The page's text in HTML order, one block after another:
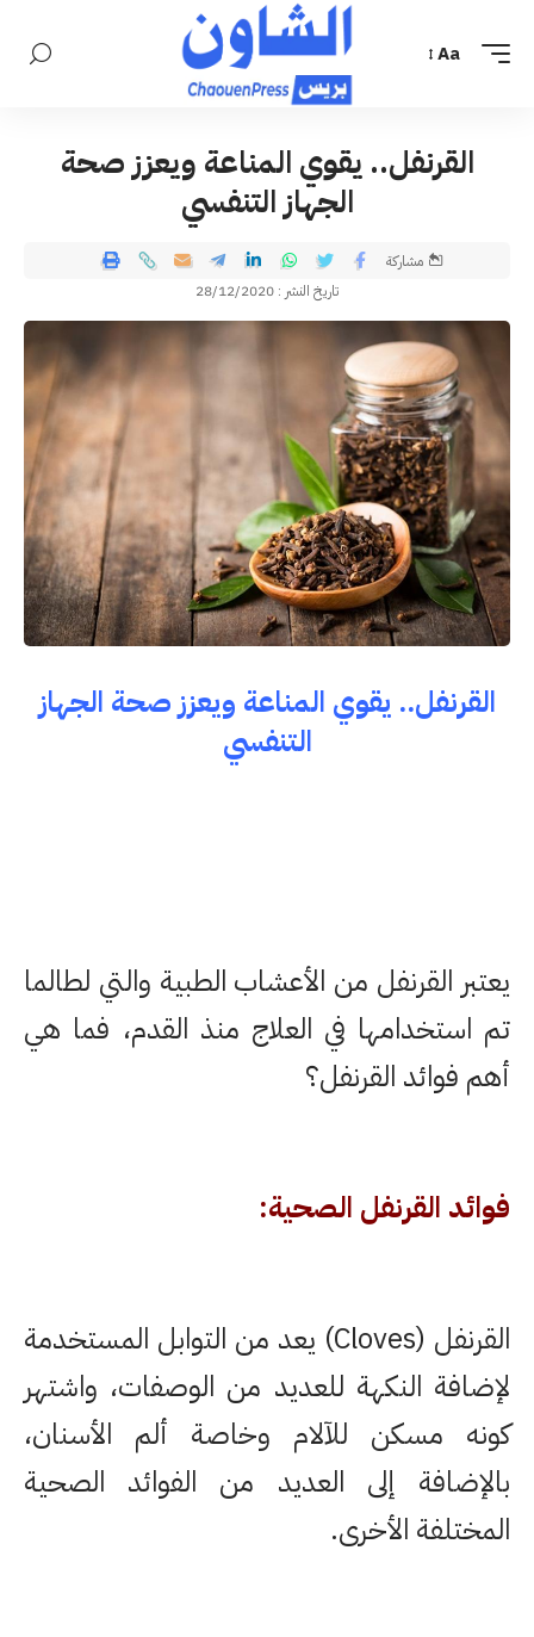
Aa
القرنفل.. يقوي المناعة ويعزز صحة
الجهاز التنفسي
تاريخ النشر : 28/12/2020
مشاركة
القرنفل.. يقوي المناعة ويعزز صحة الجهاز
التنفسي
يعتبر القرنفل من الأعشاب الطبية والتي لطالما
تم استخدامها في العلاج منذ القدم، فما هي
أهم فوائد القرنفل؟
فوائد القرنفل الصحية:
القرنفل (Cloves) يعد من التوابل المستخدمة
لإضافة النكهة للعديد من الوصفات، واشتهر
كونه مسكن للآلام وخاصة ألم الأسنان،
بالإضافة إلى العديد من الفوائد الصحية
المختلفة الأخرى.